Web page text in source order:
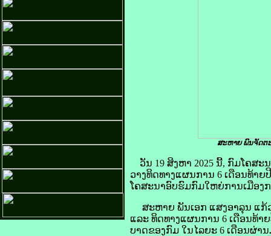
ສະຫາຍ ພົນຈັດຕ
ວັນ 19 ສິງຫາ 2025 ນີ້, ກົມໂຄສ
ວາງທິດທາງແຜນການ 6 ເດືອນທ້າ
ໂຄສະນາອົບຮົມກົມໃຫຍ່ການເມືອງ
ສະຫາຍ ພັນເອກ ແສງອາລຸນ ແກ້
ແລະ ທິດທາງແຜນການ 6 ເດືອນທ້າ
ບາດຂອງກົມ ໃນໄລຍະ 6 ເດືອນຜ່າ